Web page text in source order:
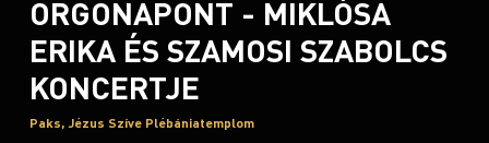
ORGONAPONT - MIKLÓSA
ERIKA ÉS SZAMOSI SZABOLCS
KONCERTJE
Paks, Jézus Szíve Plébániatemplom